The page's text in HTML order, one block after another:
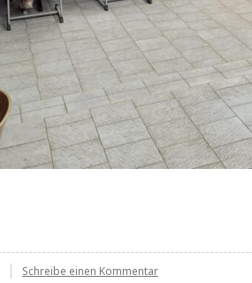
Schreibe einen Kommentarzu